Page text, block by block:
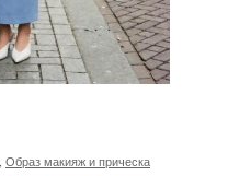
Образ макияж и прическа